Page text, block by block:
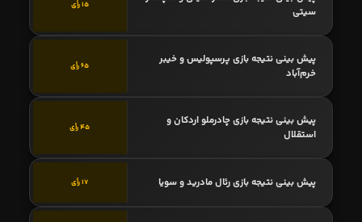
سیتی
15 رأی
پیش بینی نتیجه بازی پرسپولیس و خیبر
خرم‌آباد
65 رأی
پیش بینی نتیجه بازی چادرملو اردکان و
استقلال
45 رأی
پیش بینی نتیجه بازی رئال مادرید و سویا 17 رأی